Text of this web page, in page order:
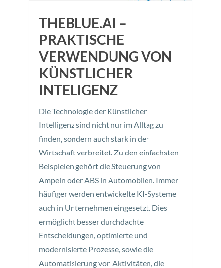
THEBLUE.AI –
PRAKTISCHE
VERWENDUNG VON
KÜNSTLICHER
INTELIGENZ
Die Technologie der Künstlichen
Intelligenz sind nicht nur im Alltag zu
finden, sondern auch stark in der
Wirtschaft verbreitet. Zu den einfachsten
Beispielen gehört die Steuerung von
Ampeln oder ABS in Automobilen. Immer
häufiger werden entwickelte KI-Systeme
auch in Unternehmen eingesetzt. Dies
ermöglicht besser durchdachte
Entscheidungen, optimierte und
modernisierte Prozesse, sowie die
Automatisierung von Aktivitäten, die